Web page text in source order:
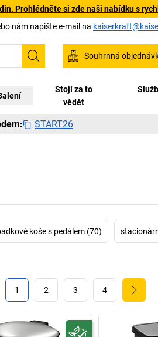
Prohlédněte si zde naši nabídku s
nám napište e-mail na
Hledání
Souhrnná
Stojí za to
vědět
START26
koše s pedálem (70)
1 2 3 4